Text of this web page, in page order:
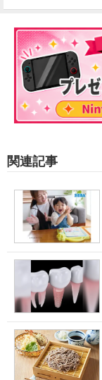
関連記事